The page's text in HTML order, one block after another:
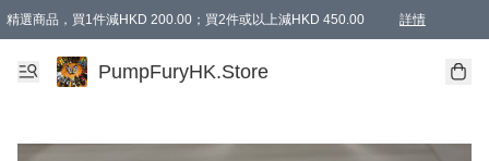
精選商品，買1件減HKD 200.00；買2件或以上減HKD 450.00 詳情
AAPE商品,會員專享9折或以上（按會員等級）AAPE products, members can
精選商品，任選買2件或以上減HKD 100.00
購物滿 HKD 800.00即享免運費優惠！（適用於 特定的送貨方式 )
PumpFuryHK.Store